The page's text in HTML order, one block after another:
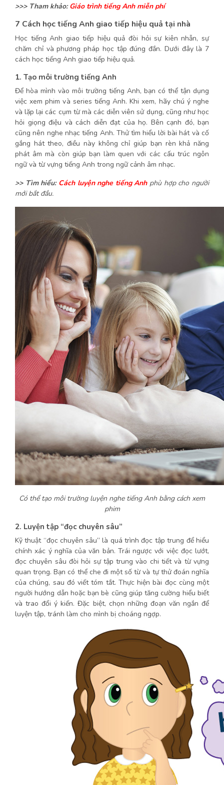
>>> Tham khảo:Giáo trình tiếng Anh miễn phí
7 Cách học tiếng Anh giao tiếp hiệu quả tại nhà
Học tiếng Anh giao tiếp hiệu quả đòi hỏi sự kiên nhẫn, sự
chăm chỉ và phương pháp học tập đúng đắn. Dưới đây là 7
cách học tiếng Anh giao tiếp hiệu quả.
1. Tạo môi trường tiếng Anh
Để hòa mình vào môi trường tiếng Anh, bạn có thể tận dụng
việc xem phim và series tiếng Anh. Khi xem, hãy chú ý nghe
và lặp lại các cụm từ mà các diễn viên sử dụng, cũng như học
hỏi giọng điệu và cách diễn đạt của họ. Bên cạnh đó, bạn
cũng nên nghe nhạc tiếng Anh. Thử tìm hiểu lời bài hát và cố
gắng hát theo, điều này không chỉ giúp bạn rèn khả năng
phát âm mà còn giúp bạn làm quen với các cấu trúc ngôn
ngữ và từ vựng tiếng Anh trong ngữ cảnh âm nhạc.
>> Tìm hiểu: Cách luyện nghe tiếng Anhphù hợp cho người
mới bắt đầu.
Có thể tạo môi trường luyện nghe tiếng Anh bằng cách xem
phim
2. Luyện tập “đọc chuyên sâu”
Kỹ thuật “đọc chuyên sâu” là quá trình đọc tập trung để hiểu
chính xác ý nghĩa của văn bản. Trái ngược với việc đọc lướt,
đọc chuyên sâu đòi hỏi sự tập trung vào chi tiết và từ vựng
quan trọng. Bạn có thể che đi một số từ và tự thử đoán nghĩa
của chúng, sau đó viết tóm tắt. Thực hiện bài đọc cùng một
người hướng dẫn hoặc bạn bè cũng giúp tăng cường hiểu biết
và trao đổi ý kiến. Đặc biệt, chọn những đoạn văn ngắn để
luyện tập, tránh làm cho mình bị choáng ngợp.